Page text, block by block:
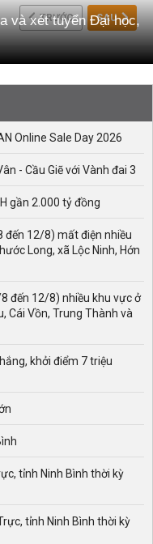
TRƯỚC SAU
và xét tuyển Đại học,
Online Sale Day 2026
- Cầu Giẽ với Vành đai 3
gần 2.000 tỷ đồng
đến 12/8) mất điện nhiều
Long, xã Lộc Ninh, Hớn
đến 12/8) nhiều khu vực ở
Cái Vồn, Trung Thành và
khởi điểm 7 triệu
tỉnh Ninh Bình thời kỳ
tỉnh Ninh Bình thời kỳ